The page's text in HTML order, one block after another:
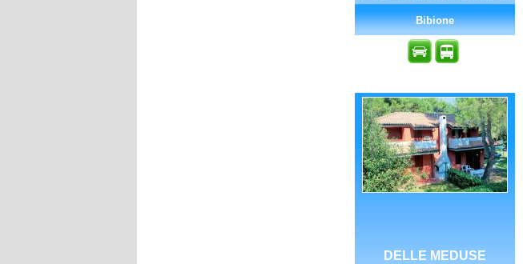
Bibione
DELLE MEDUSE